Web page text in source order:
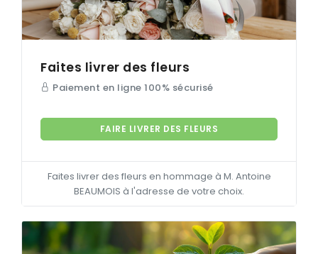
Faites livrer des fleurs
Paiement en ligne 100% sécurisé
FAIRE LIVRER DES FLEURS
Faites livrer des fleurs en hommage à M. Antoine
BEAUMOIS à l'adresse de votre choix.